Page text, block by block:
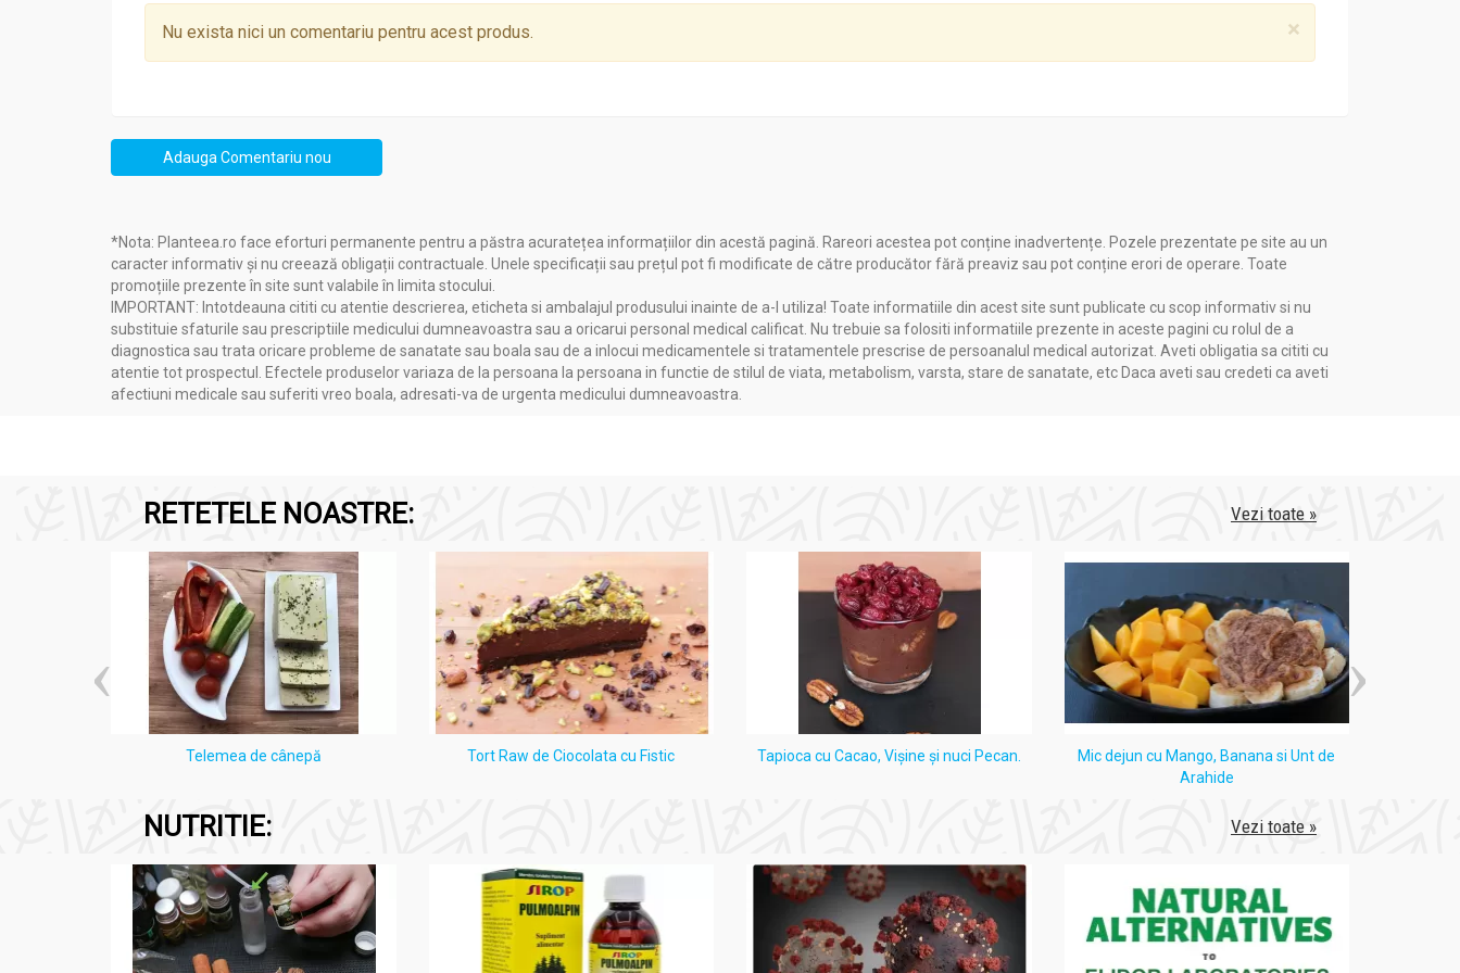
×
Nu exista nici un comentariu pentru acest produs.
Adauga Comentariu nou
*Nota: Planteea.ro face eforturi permanente pentru a păstra acuratețea informațiilor din acestă pagină. Rareori acestea pot conține inadvertențe. Pozele prezentate pe site au un
caracter informativ și nu creează obligații contractuale. Unele specificații sau prețul pot fi modificate de către producător fără preaviz sau pot conține erori de operare. Toate
promoțiile prezente în site sunt valabile în limita stocului.
IMPORTANT: Intotdeauna cititi cu atentie descrierea, eticheta si ambalajul produsului inainte de a-l utiliza! Toate informatiile din acest site sunt publicate cu scop informativ si nu
substituie sfaturile sau prescriptiile medicului dumneavoastra sau a oricarui personal medical calificat. Nu trebuie sa folositi informatiile prezente in aceste pagini cu rolul de a
diagnostica sau trata oricare probleme de sanatate sau boala sau de a inlocui medicamentele si tratamentele prescrise de persoanalul medical autorizat. Aveti obligatia sa cititi cu
atentie tot prospectul. Efectele produselor variaza de la persoana la persoana in functie de stilul de viata, metabolism, varsta, stare de sanatate, etc Daca aveti sau credeti ca aveti
afectiuni medicale sau suferiti vreo boala, adresati-va de urgenta medicului dumneavoastra.
RETETELE NOASTRE: Vezi toate »
Telemea de cânepă Tort Raw de Ciocolata cu Fistic Tapioca cu Cacao, Vişine şi nuci Pecan.
Mic dejun cu Mango, Banana si Unt de
Arahide
NUTRITIE: Vezi toate »